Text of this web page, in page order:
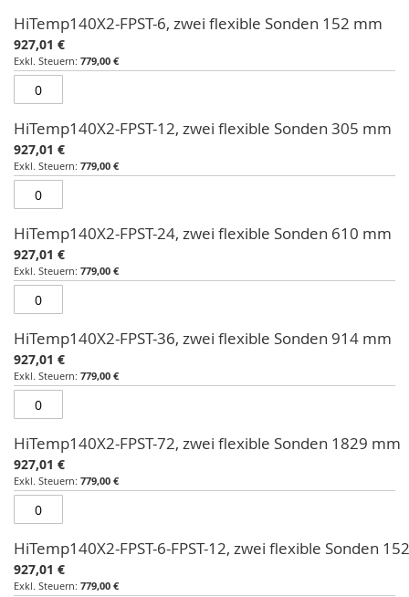
für
gruppiertes
Produkt
HiTemp140X2-FPST-6, zwei flexible Sonden 152 mm
927,01 €
779,00 €
HiTemp140X2-FPST-12, zwei flexible Sonden 305 mm
927,01 €
779,00 €
HiTemp140X2-FPST-24, zwei flexible Sonden 610 mm
927,01 €
779,00 €
HiTemp140X2-FPST-36, zwei flexible Sonden 914 mm
927,01 €
779,00 €
HiTemp140X2-FPST-72, zwei flexible Sonden 1829 mm
927,01 €
779,00 €
HiTemp140X2-FPST-6-FPST-12, zwei flexible Sonden
927,01 €
779,00 €